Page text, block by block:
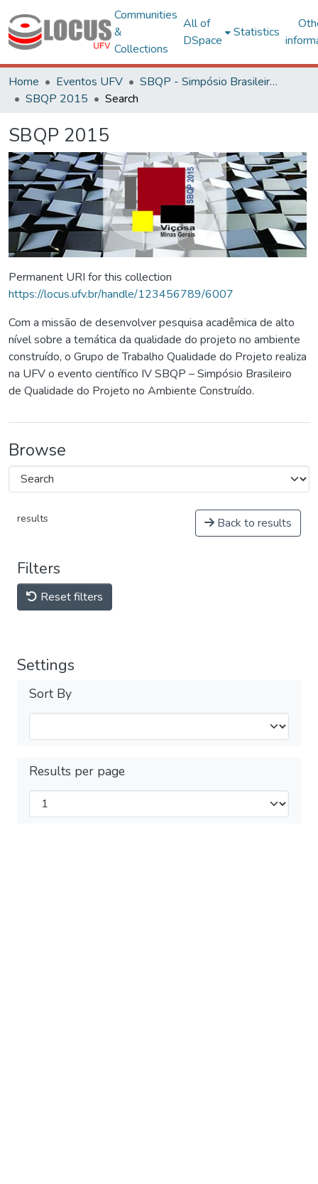
Communities
&
Collections
All of
DSpace
Statistics
Home Eventos UFV
SBQP - Simpósio Brasileiro de Qualidade do Projeto no Ambiente Construído
SBQP 2015
Search
SBQP 2015
Permanent URI for this collection
https://locus.ufv.br/handle/123456789/6007
Com a missão de desenvolver pesquisa acadêmica de alto
nível sobre a temática da qualidade do projeto no ambiente
construído, o Grupo de Trabalho Qualidade do Projeto realiza
na UFV o evento científico IV SBQP – Simpósio Brasileiro
de Qualidade do Projeto no Ambiente Construído.
Browse
results Back to results
Filters
Reset filters
Settings
Sort By
Results per page